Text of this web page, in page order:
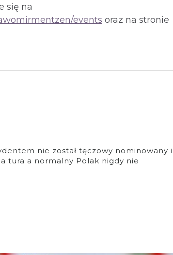
się na
events oraz na stronie
nie został tęczowy nominowany i
tura a normalny Polak nigdy nie